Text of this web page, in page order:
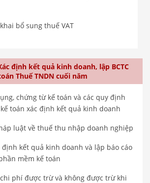
bổ sung thuế VAT
định kết quả kinh doanh, lập BCTC
Thuế TNDN cuối năm
chứng từ kế toán và các quy định
toán xác định kết quả kinh doanh
luật về thuế thu nhập doanh nghiệp
định kết quả kinh doanh và lập báo cáo
mềm kế toán
phí được trừ và không được trừ khi